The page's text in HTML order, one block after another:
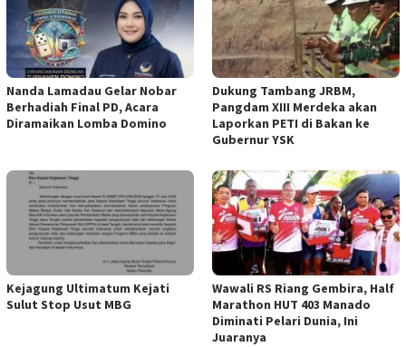
Nanda Lamadau Gelar Nobar
Berhadiah Final PD, Acara
Diramaikan Lomba Domino
Dukung Tambang JRBM,
Pangdam XIII Merdeka akan
Laporkan PETI di Bakan ke
Gubernur YSK
Kejagung Ultimatum Kejati
Sulut Stop Usut MBG
Wawali RS Riang Gembira, Half
Marathon HUT 403 Manado
Diminati Pelari Dunia, Ini
Juaranya